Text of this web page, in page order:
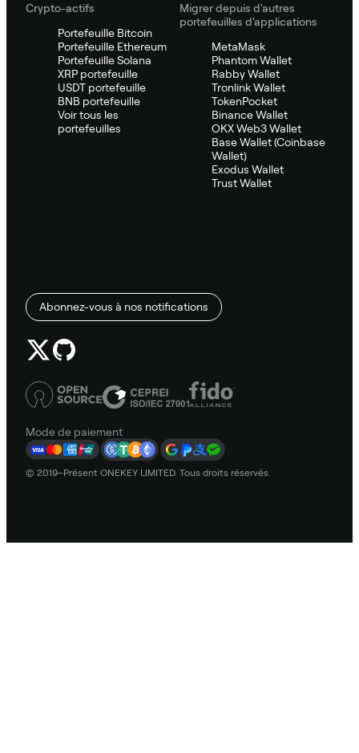
Crypto-actifs
Portefeuille Bitcoin
Portefeuille Ethereum
Portefeuille Solana
XRP portefeuille
USDT portefeuille
BNB portefeuille
Voir tous les
portefeuilles
Migrer depuis d'autres
portefeuilles d'applications
MetaMask
Phantom Wallet
Rabby Wallet
Tronlink Wallet
TokenPocket
Binance Wallet
OKX Web3 Wallet
Base Wallet (Coinbase
Wallet)
Exodus Wallet
Trust Wallet
Abonnez-vous à nos notifications
Mode de paiement
© 2019–Présent ONEKEY LIMITED. Tous droits réservés.